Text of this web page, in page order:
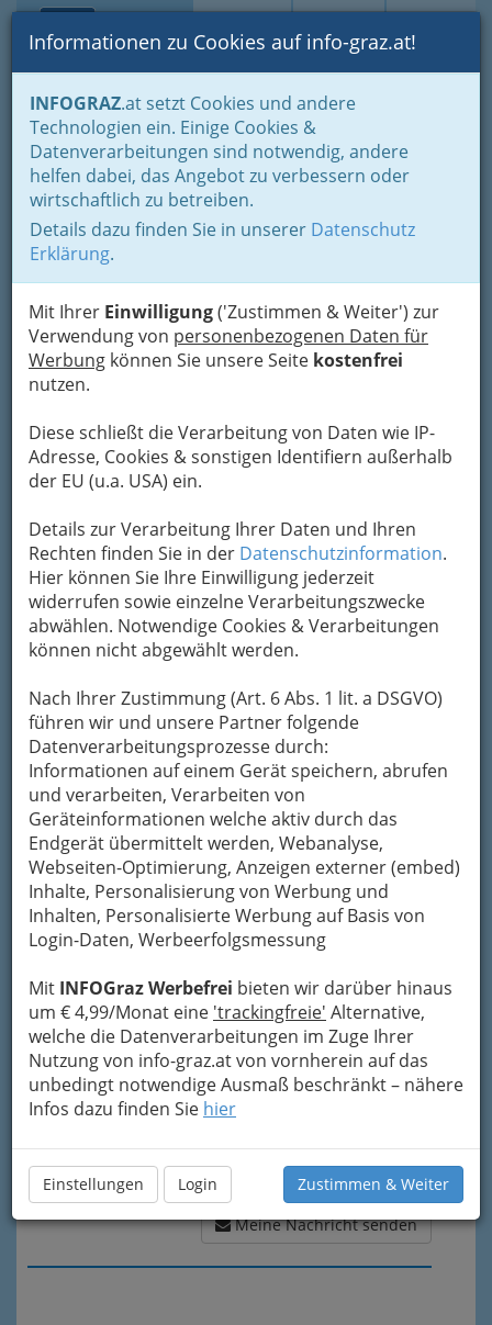
Suche Login Toggle
Informationen zu Cookies auf info-graz.at!
INFOGRAZ.at setzt Cookies und andere
Technologien ein. Einige Cookies &
Datenverarbeitungen sind notwendig, andere
helfen dabei, das Angebot zu verbessern oder
wirtschaftlich zu betreiben.
Details dazu finden Sie in unserer Datenschutz
Erklärung.
Mit Ihrer Einwilligung('Zustimmen & Weiter') zur
Verwendung von personenbezogenen Daten für
Werbung können Sie unsere Seite kostenfrei
nutzen.
Diese schließt die Verarbeitung von Daten wie IP-
Adresse, Cookies & sonstigen Identifiern außerhalb
der EU (u.a. USA) ein.
Details zur Verarbeitung Ihrer Daten und Ihren
Rechten finden Sie in der Datenschutzinformation.
Hier können Sie Ihre Einwilligung jederzeit
widerrufen sowie einzelne Verarbeitungszwecke
abwählen. Notwendige Cookies & Verarbeitungen
können nicht abgewählt werden.
Nach Ihrer Zustimmung (Art. 6 Abs. 1 lit. a DSGVO)
führen wir und unsere Partner folgende
Datenverarbeitungsprozesse durch:
Informationen auf einem Gerät speichern, abrufen
und verarbeiten, Verarbeiten von
Geräteinformationen welche aktiv durch das
Endgerät übermittelt werden, Webanalyse,
Webseiten-Optimierung, Anzeigen externer (embed)
Inhalte, Personalisierung von Werbung und
Inhalten, Personalisierte Werbung auf Basis von
Login-Daten, Werbeerfolgsmessung
Mit INFOGraz Werbefrei bieten wir darüber hinaus
um € 4,99/Monat eine 'trackingfreie' Alternative,
welche die Datenverarbeitungen im Zuge Ihrer
Nutzung von info-graz.at von vornherein auf das
unbedingt notwendige Ausmaß beschränkt – nähere
Infos dazu finden Sie hier
Einstellungen Login Zustimmen & Weiter
Home Branchen
Restaurant Arche -
Vegetarische Gastro GmbH
Rechbauerstraße 19, 8010 Graz
+43 316 347 681
Karte
Kontaktaufnahme
Um die Info-Graz Firmenvor Spam-Mails zu
bewahren, verwenden wir an dieser Stelle zur
Übermittlung Ihrer Nachricht ein sicheres
Formular. Ihre Nachricht wird nach dem
Absenden umgehend per Mail an das
Unternehmen Restaurant Arche - Vegetarische
Mein Name
Meine Email Adresse
Mein Betreff
Meine Nachricht senden